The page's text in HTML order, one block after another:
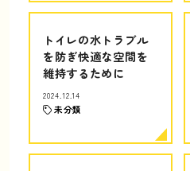
トイレの水トラブル
を防ぎ快適な空間を
維持するために
2024.12.14
未分類